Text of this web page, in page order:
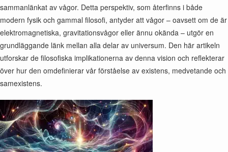
sammanlänkat av vågor. Detta perspektiv, som återfinns i både
modern fysik och gammal filosofi, antyder att vågor – oavsett om de är
elektromagnetiska, gravitationsvågor eller ännu okända – utgör en
grundläggande länk mellan alla delar av universum. Den här artikeln
utforskar de filosofiska implikationerna av denna vision och reflekterar
över hur den omdefinierar vår förståelse av existens, medvetande och
samexistens.